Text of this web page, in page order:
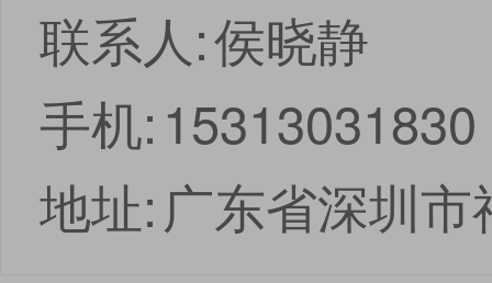
联系人:侯晓静
手机: 15313031830
地址: 广东省深圳